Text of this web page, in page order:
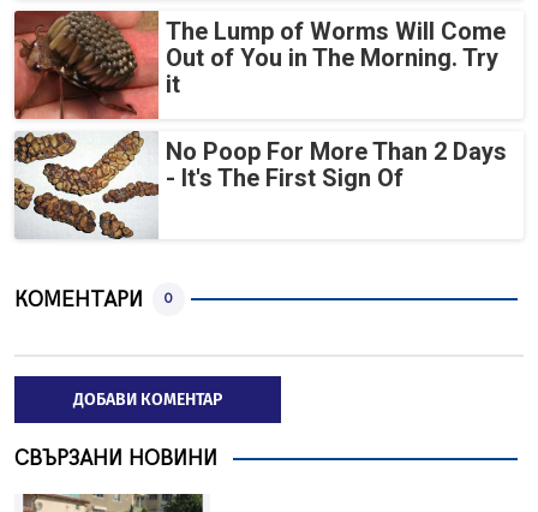
The Lump of Worms Will Come
Out of You in The Morning. Try
it
No Poop For More Than 2 Days
- It's The First Sign Of
КОМЕНТАРИ 0
ДОБАВИ КОМЕНТАР
СВЪРЗАНИ НОВИНИ